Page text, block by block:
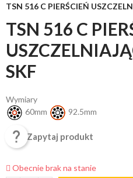
TSN 516 C PIERŚCIEŃ
TSN 516 C
SKF
Wymiary
60mm
92.5mm
 Zapytaj produkt
Obecnie brak na stanie